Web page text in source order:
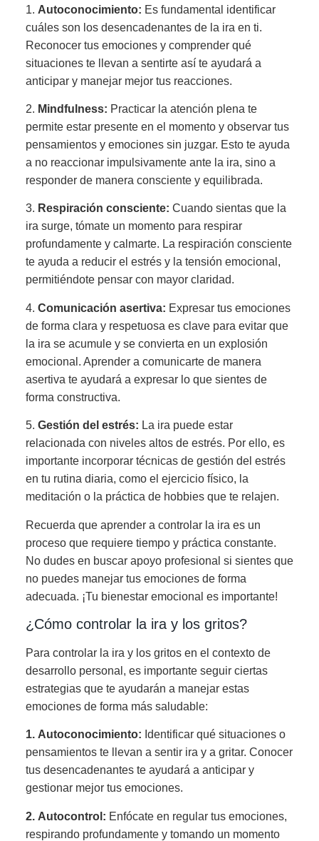
1. Autoconocimiento: Es fundamental identificar
cuáles son los desencadenantes de la ira en ti.
Reconocer tus emociones y comprender qué
situaciones te llevan a sentirte así te ayudará a
anticipar y manejar mejor tus reacciones.
2. Mindfulness: Practicar la atención plena te
permite estar presente en el momento y observar tus
pensamientos y emociones sin juzgar. Esto te ayuda
a no reaccionar impulsivamente ante la ira, sino a
responder de manera consciente y equilibrada.
3. Respiración consciente: Cuando sientas que la
ira surge, tómate un momento para respirar
profundamente y calmarte. La respiración consciente
te ayuda a reducir el estrés y la tensión emocional,
permitiéndote pensar con mayor claridad.
4. Comunicación asertiva: Expresar tus emociones
de forma clara y respetuosa es clave para evitar que
la ira se acumule y se convierta en un explosión
emocional. Aprender a comunicarte de manera
asertiva te ayudará a expresar lo que sientes de
forma constructiva.
5. Gestión del estrés: La ira puede estar
relacionada con niveles altos de estrés. Por ello, es
importante incorporar técnicas de gestión del estrés
en tu rutina diaria, como el ejercicio físico, la
meditación o la práctica de hobbies que te relajen.
Recuerda que aprender a controlar la ira es un
proceso que requiere tiempo y práctica constante.
No dudes en buscar apoyo profesional si sientes que
no puedes manejar tus emociones de forma
adecuada. ¡Tu bienestar emocional es importante!
¿Cómo controlar la ira y los gritos?
Para controlar la ira y los gritos en el contexto de
desarrollo personal, es importante seguir ciertas
estrategias que te ayudarán a manejar estas
emociones de forma más saludable:
1. Autoconocimiento: Identificar qué situaciones o
pensamientos te llevan a sentir ira y a gritar. Conocer
tus desencadenantes te ayudará a anticipar y
gestionar mejor tus emociones.
2. Autocontrol : Enfócate en regular tus emociones,
respirando profundamente y tomando un momento